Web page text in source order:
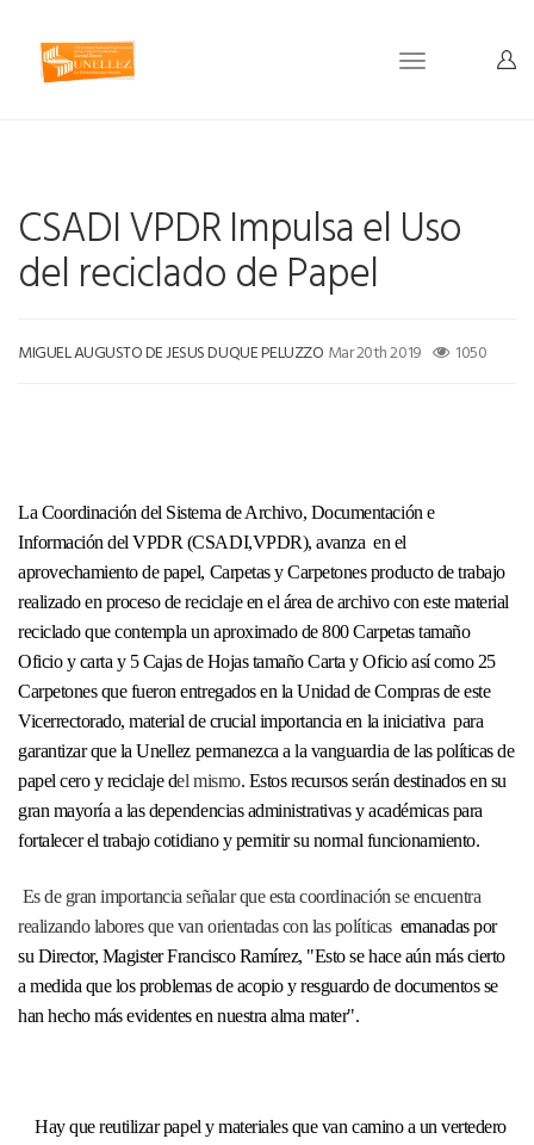
Toggle
CSADI VPDR Impulsa el Uso
del reciclado de Papel
MIGUEL AUGUSTO DE JESUS DUQUE PELUZZO Mar 20th 2019 1050
La Coordinación del Sistema de Archivo, Documentación e
Información del VPDR (CSADI,VPDR), avanza en el
aprovechamiento de papel, Carpetas y Carpetones producto de trabajo
realizado en proceso de reciclaje en el área de archivo con este material
reciclado que contempla un aproximado de 800 Carpetas tamaño
Oficio y carta y 5 Cajas de Hojas tamaño Carta y Oficio así como 25
Carpetones que fueron entregados en la Unidad de Compras de este
Vicerrectorado, material de crucial importancia en la iniciativa para
garantizar que la Unellez permanezca a la vanguardia de las políticas de
papel cero y reciclaje del mismo. Estos recursos serán destinados en su
gran mayoría a las dependencias administrativas y académicas para
fortalecer el trabajo cotidiano y permitir su normal funcionamiento.
Es de gran importancia señalar que esta coordinación se encuentra
realizando labores que van orientadas con las políticasemanadas por
su Director, Magister Francisco Ramírez, "Esto se hace aún más cierto
a medida que los problemas de acopio y resguardo de documentos se
han hecho más evidentes en nuestra alma mater".
Hay que reutilizar papel y materiales que van camino a un vertedero